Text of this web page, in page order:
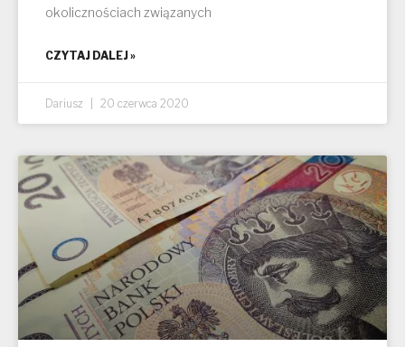
okolicznościach związanych
CZYTAJ DALEJ »
Dariusz 20 czerwca 2020